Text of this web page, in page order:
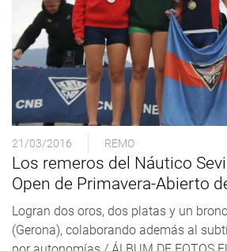
21/03/2016 REMO
Los remeros del Náutico
Open de Primavera-Abierto
Logran dos oros, dos platas y un
(Gerona), colaborando además al